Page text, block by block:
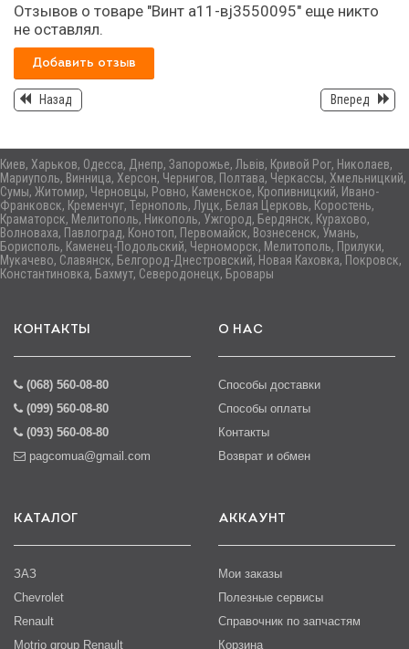
Отзывов о товаре "Винт а11-вj3550095" еще никто
не оставлял.
Добавить отзыв
Назад Вперед
Киев, Харьков, Одесса, Днепр, Запорожье, Львів, Кривой Рог, Николаев,
Мариуполь, Винница, Херсон, Чернигов, Полтава, Черкассы, Хмельницкий,
Сумы, Житомир, Черновцы, Ровно, Каменское, Кропивницкий, Ивано-
Франковск, Кременчуг, Тернополь, Луцк, Белая Церковь, Коростень,
Краматорск, Мелитополь, Никополь, Ужгород, Бердянск, Курахово,
Волноваха, Павлоград, Конотоп, Первомайск, Вознесенск, Умань,
Борисполь, Каменец-Подольский, Черноморск, Мелитополь, Прилуки,
Мукачево, Славянск, Белгород-Днестровский, Новая Каховка, Покровск,
Константиновка, Бахмут, Северодонецк, Бровары
КОНТАКТЫ
(068) 560-08-80
(099) 560-08-80
(093) 560-08-80
pagcomua@gmail.com
О НАС
Способы доставки
Способы оплаты
Контакты
Возврат и обмен
КАТАЛОГ
ЗАЗ
Chevrolet
Renault
Motrio group Renault
АККАУНТ
Мои заказы
Полезные сервисы
Справочник по запчастям
Корзина